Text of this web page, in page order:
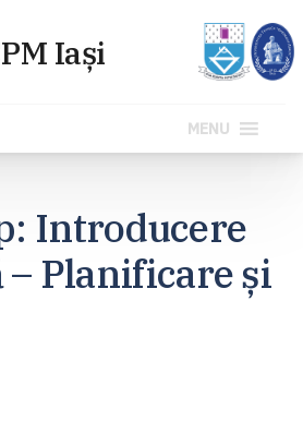
MENU
Introducere
Planificare și